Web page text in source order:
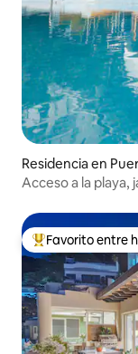
Residencia en
Acceso a la
De los mejores en
Favorito entre